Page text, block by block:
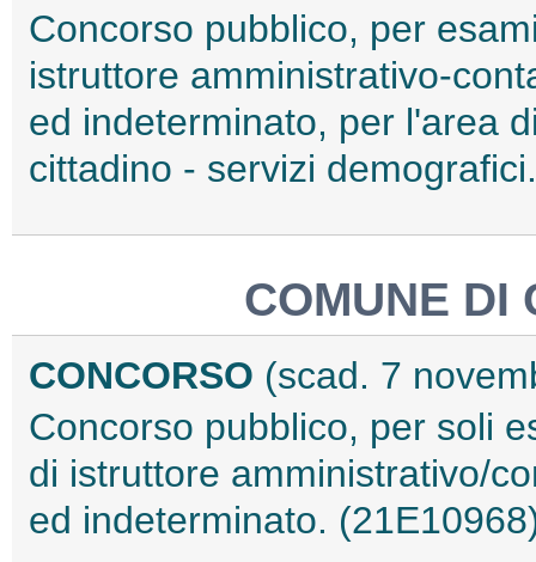
Concorso pubblico, per
istruttore amministrativo-
ed indeterminato, per l'area
cittadino - servizi
COMUNE DI
CONCORSO (scad. 7
Concorso pubblico, per soli
di istruttore amministrativo/
ed indeterminato.